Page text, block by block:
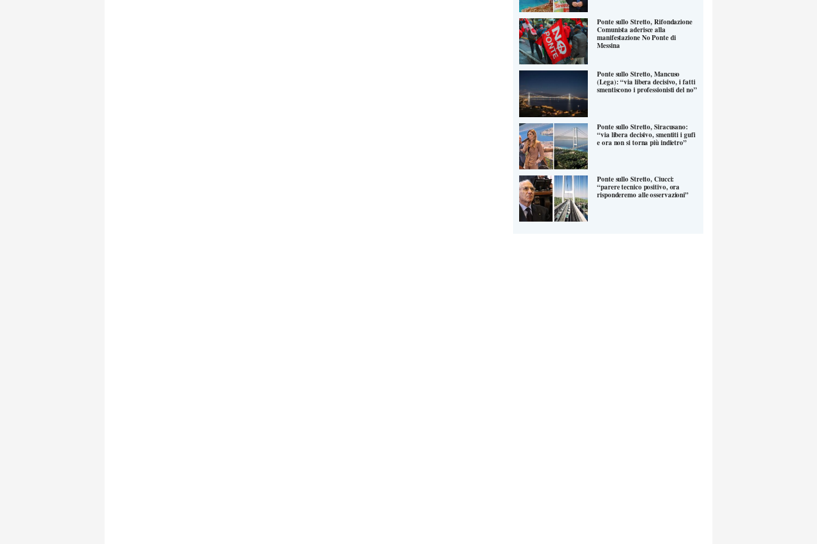
Ponte sullo Stretto, Rifondazione
Comunista aderisce alla
manifestazione No Ponte di
Messina
Ponte sullo Stretto, Mancuso
(Lega): “via libera decisivo, i fatti
smentiscono i professionisti del no”
Ponte sullo Stretto, Siracusano:
“via libera decisivo, smentiti i gufi
e ora non si torna più indietro”
Ponte sullo Stretto, Ciucci:
“parere tecnico positivo, ora
risponderemo alle osservazioni”